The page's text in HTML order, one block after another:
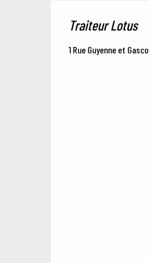
Traiteur Lotus
1 Rue Guyenne et